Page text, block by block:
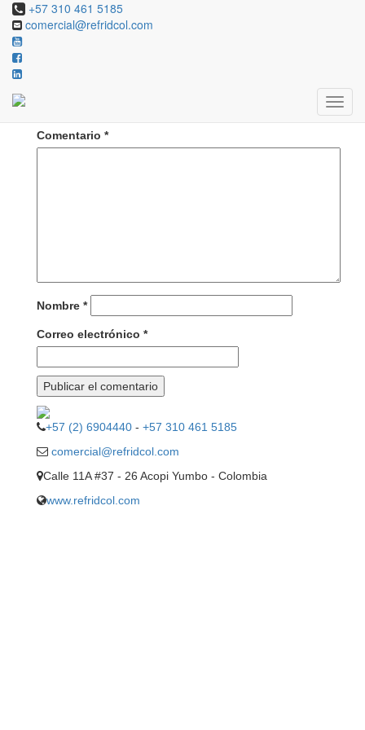
+57 310 461 5185
comercial@refridcol.com
Comentario *
Nombre *
Correo electrónico *
+57 (2) 6904440 - +57 310 461 5185
comercial@refridcol.com
Calle 11A #37 - 26 Acopi Yumbo - Colombia
www.refridcol.com